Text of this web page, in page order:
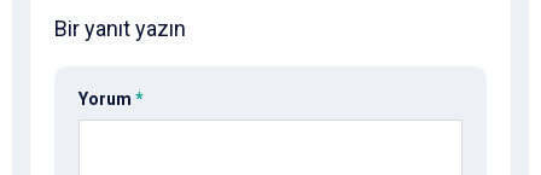
Bir yanıt yazın
Yorum *